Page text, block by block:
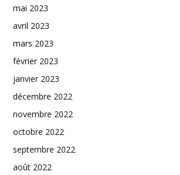
mai 2023
avril 2023
mars 2023
février 2023
janvier 2023
décembre 2022
novembre 2022
octobre 2022
septembre 2022
août 2022